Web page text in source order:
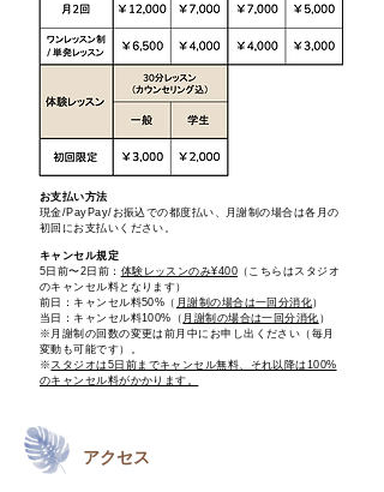
お支払い方法
​現金/PayPay/お振込での都度払い、月謝制の場合は各月の
初回にお支払いください。
キャンセル規定
5日前〜2日前： 体験レッスンのみ¥400 （こちらはスタジオ
のキャンセル料となります）
前日：キャンセル料50%（ 月謝制の場合は一回分消化）
当日：キャンセル料100%（ 月謝制の場合は一回分消化 ）
※月謝制の回数の変更は前月中にお申し出ください（毎月
変動も可能です）。
※ スタジオは5日前までキャンセル無料、それ以降は100%
のキャンセル料がかかります。
アクセス